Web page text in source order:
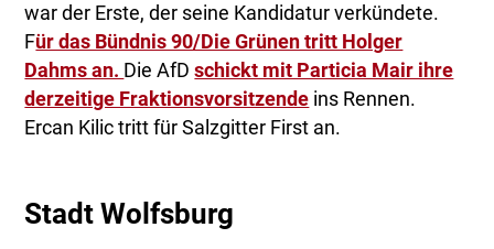
war der Erste, der seine Kandidatur verkündete.
Für das Bündnis 90/Die Grünen tritt Holger
Dahms an. Die AfDschickt mit Particia Mair ihre
derzeitige Fraktionsvorsitzende ins Rennen.
Ercan Kilic tritt für Salzgitter First an.
Stadt Wolfsburg